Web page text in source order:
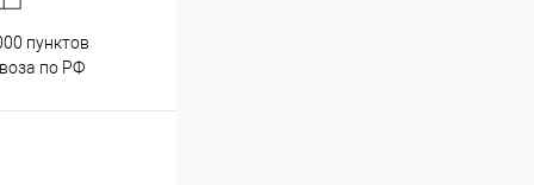
пунктов
по РФ